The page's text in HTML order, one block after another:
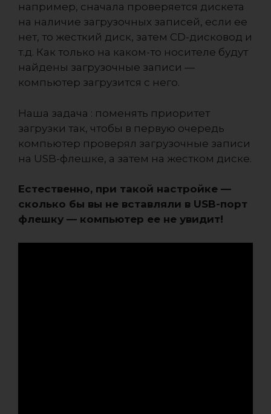
например, сначала проверяется дискета
на наличие загрузочных записей, если ее
нет, то жесткий диск, затем CD-дисковод и
т.д. Как только на каком-то носителе будут
найдены загрузочные записи —
компьютер загрузится с него.
Наша задача : поменять приоритет
загрузки так, чтобы в первую очередь
компьютер проверял загрузочные записи
на USB-флешке, а затем на жестком диске.
Естественно, при такой настройке —
сколько бы вы не вставляли в USB-порт
флешку — компьютер ее не увидит!